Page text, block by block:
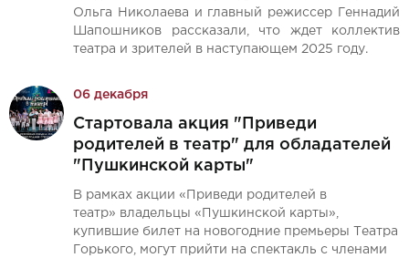
Ольга Николаева и главный режиссер Геннадий
Шапошников рассказали, что ждет коллектив
театра и зрителей в наступающем 2025 году.
06 декабря
Стартовала акция "Приведи
родителей в театр" для обладателей
"Пушкинской карты"
В рамках акции «Приведи родителей в
театр» владельцы «Пушкинской карты»,
купившие билет на новогодние премьеры Театра
Горького, могут прийти на спектакль с членами